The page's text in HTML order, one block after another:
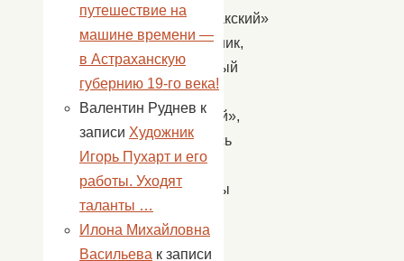
Баскунчакский»
заповедник,
природный
заказник
«Степной»,
научились
делать
тюльпаны
шаров
путешествие на
машине времени —
в Астраханскую
губернию 19-го века!
Валентин Руднев к
записи Художник
Игорь Пухарт и его
работы. Уходят
таланты …
Илона Михайловна
Васильева к записи